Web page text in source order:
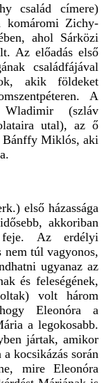
család címere)
komáromi Zichy-
ahol Sárközi
Az előadás első
családfájával
akik földeket
A
(szláv
utal), az ő
Bánffy Miklós, aki
első házassága
akkoriban
Az erdélyi
túl vagyonos,
ugyanaz az
és feleségének,
volt három
Eleonóra a
a legokosabb.
jártak, amikor
kocsikázás során
mire Eleonóra